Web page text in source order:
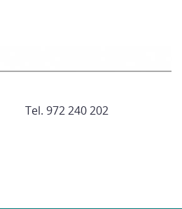
Tel. 972 240 202